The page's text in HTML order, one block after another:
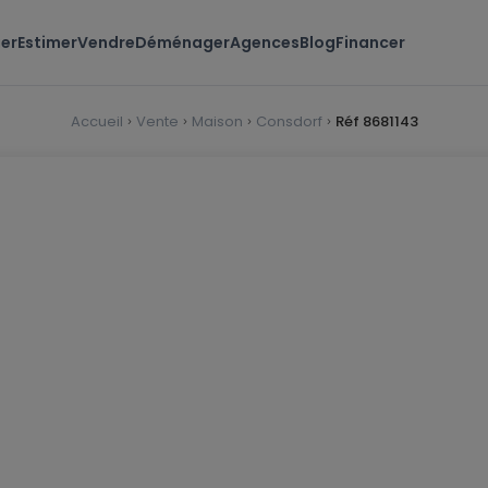
EstimerVendreDéménagerAgencesBlogFinancer
Accueil Vente Maison Consdorf Réf 8681143